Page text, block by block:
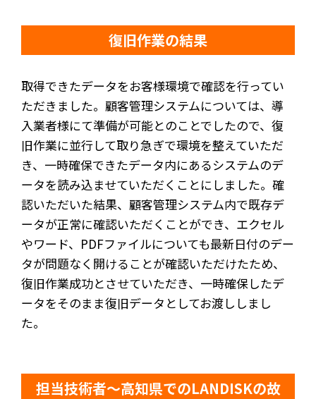
復旧作業の結果
取得できたデータをお客様環境で確認を行ってい
ただきました。顧客管理システムについては、導
入業者様にて準備が可能とのことでしたので、復
旧作業に並行して取り急ぎで環境を整えていただ
き、一時確保できたデータ内にあるシステムのデ
ータを読み込ませていただくことにしました。確
認いただいた結果、顧客管理システム内で既存デ
ータが正常に確認いただくことができ、エクセル
やワード、PDFファイルについても最新日付のデー
タが問題なく開けることが確認いただけたため、
復旧作業成功とさせていただき、一時確保したデ
ータをそのまま復旧データとしてお渡ししまし
た。
担当技術者～高知県でのLANDISKの故